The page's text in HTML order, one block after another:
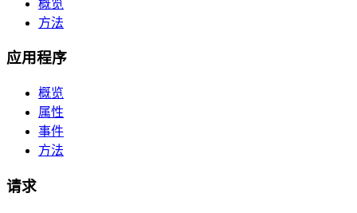
概览
方法
应用程序
概览
属性
事件
方法
请求